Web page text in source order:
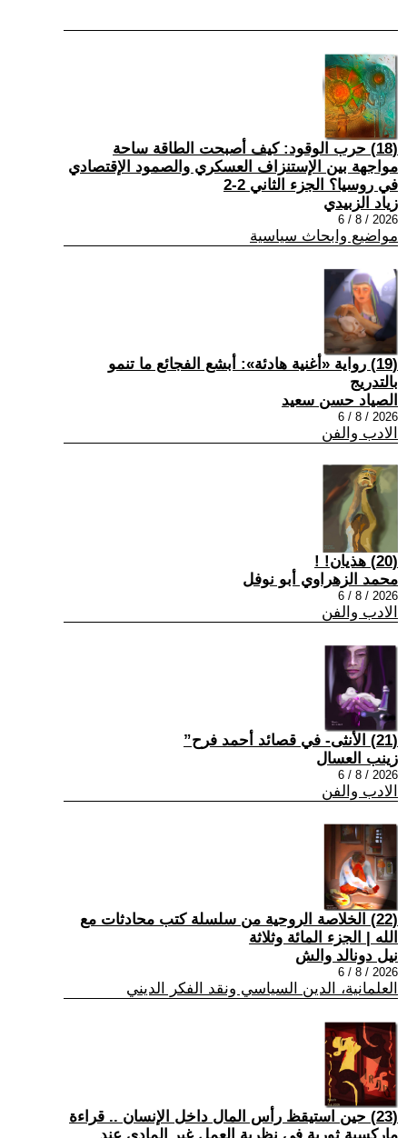
(18) حرب الوقود: كيف أصبحت الطاقة ساحة
مواجهة بين الإستنزاف العسكري والصمود الإقتصادي
في روسيا؟ الجزء الثاني 2-2
زياد الزبيدي
2026 / 8 / 6
مواضيع وابحاث سياسية
(19) رواية «أغنية هادئة»: أبشع الفجائع ما تنمو
بالتدريج
الصياد حسن سعيد
2026 / 8 / 6
الادب والفن
(20) هذيان! !
محمد الزهراوي أبو نوفل
2026 / 8 / 6
الادب والفن
(21) الأنثى- في قصائد أحمد فرح”
زينب العسال
2026 / 8 / 6
الادب والفن
(22) الخلاصة الروحية من سلسلة كتب محادثات مع
الله | الجزء المائة وثلاثة
نيل دونالد والش
2026 / 8 / 6
العلمانية، الدين السياسي ونقد الفكر الديني
(23) حين استيقظ رأس المال داخل الإنسان .. قراءة